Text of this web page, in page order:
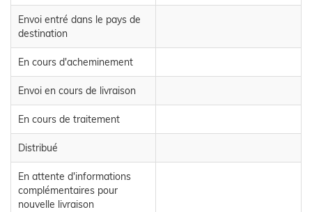
Envoi entré dans le pays de
destination
En cours d'acheminement
Envoi en cours de livraison
En cours de traitement
Distribué
En attente d'informations
complémentaires pour
nouvelle livraison